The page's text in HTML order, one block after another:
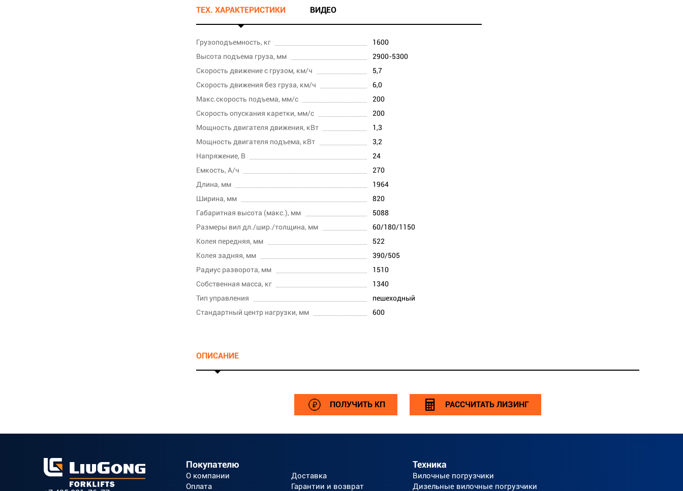
ТЕХ. ХАРАКТЕРИСТИКИ ВИДЕО
Грузоподъемность, кг
1600
Высота подъема груза, мм
2900-5300
Скорость движение с грузом, км/ч
5,7
Скорость движения без груза, км/ч
6,0
Макс.скорость подъема, мм/с
200
Скорость опускания каретки, мм/с
200
Мощность двигателя движения, кВт
1,3
Мощность двигателя подъема, кВт
3,2
Напряжение, В
24
Емкость, А/ч
270
Длина, мм
1964
Ширина, мм
820
Габаритная высота (макс.), мм
5088
Размеры вил дл./шир./толщина, мм
60/180/1150
Колея передняя, мм
522
Колея задняя, мм
390/505
Радиус разворота, мм
1510
Собственная масса, кг
1340
Тип управления
пешеходный
Стандартный центр нагрузки, мм
600
ОПИСАНИЕ
ПОЛУЧИТЬ КП РАССЧИТАТЬ ЛИЗИНГ
Покупателю
О компании
Доставка
Оплата
Гарантии и возврат
Техника
Вилочные погрузчики
Дизельные вилочные погрузчики